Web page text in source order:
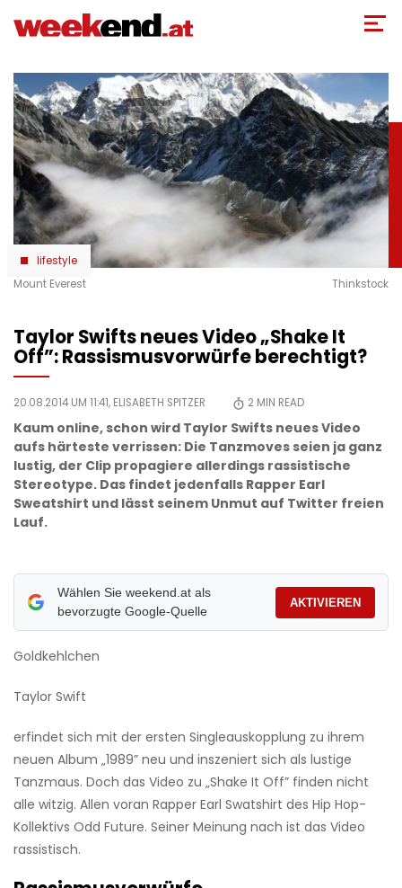
zum
lifestyle
Mount Everest
Thinkstock
Taylor Swifts neues Video „Shake It
Off”: Rassismusvorwürfe berechtigt?
20.08.2014 UM 11:41, ELISABETH SPITZER 2 MIN READ
Kaum online, schon wird Taylor Swifts neues Video
aufs härteste verrissen: Die Tanzmoves seien ja ganz
lustig, der Clip propagiere allerdings rassistische
Stereotype. Das findet jedenfalls Rapper Earl
Sweatshirt und lässt seinem Unmut auf Twitter freien
Lauf.
Wählen Sie weekend.at als
bevorzugte Google-Quelle
AKTIVIEREN
Goldkehlchen
Taylor Swift
erfindet sich mit der ersten Singleauskopplung zu ihrem
neuen Album „1989” neu und inszeniert sich als lustige
Tanzmaus. Doch das Video zu „Shake It Off” finden nicht
alle witzig. Allen voran Rapper Earl Swatshirt des Hip Hop-
Kollektivs Odd Future. Seiner Meinung nach ist das Video
rassistisch.